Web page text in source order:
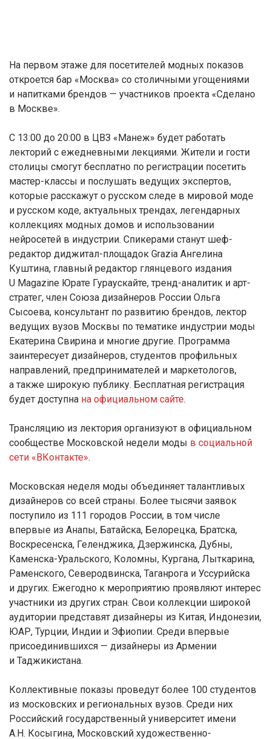
На первом этаже для посетителей модных показов
откроется бар «Москва» со столичными угощениями
и напитками брендов — участников проекта «Сделано
в Москве».
С 13:00 до 20:00 в ЦВЗ «Манеж» будет работать
лекторий с ежедневными лекциями. Жители и гости
столицы смогут бесплатно по регистрации посетить
мастер-классы и послушать ведущих экспертов,
которые расскажут о русском следе в мировой моде
и русском коде, актуальных трендах, легендарных
коллекциях модных домов и использовании
нейросетей в индустрии. Спикерами станут шеф-
редактор диджитал-площадок Grazia Ангелина
Куштина, главный редактор глянцевого издания
U Magazine Юрате Гураускайте, тренд-аналитик и арт-
стратег, член Союза дизайнеров России Ольга
Сысоева, консультант по развитию брендов, лектор
ведущих вузов Москвы по тематике индустрии моды
Екатерина Свирина и многие другие. Программа
заинтересует дизайнеров, студентов профильных
направлений, предпринимателей и маркетологов,
а также широкую публику. Бесплатная регистрация
будет доступна на официальном сайте.
Трансляцию из лектория организуют в официальном
сообществе Московской недели моды в социальной
сети «ВКонтакте».
Московская неделя моды объединяет талантливых
дизайнеров со всей страны. Более тысячи заявок
поступило из 111 городов России, в том числе
впервые из Анапы, Батайска, Белорецка, Братска,
Воскресенска, Геленджика, Дзержинска, Дубны,
Каменска-Уральского, Коломны, Кургана, Лыткарина,
Раменского, Северодвинска, Таганрога и Уссурийска
и других. Ежегодно к мероприятию проявляют интерес
участники из других стран. Свои коллекции широкой
аудитории представят дизайнеры из Китая, Индонезии,
ЮАР, Турции, Индии и Эфиопии. Среди впервые
присоединившихся — дизайнеры из Армении
и Таджикистана.
Коллективные показы проведут более 100 студентов
из московских и региональных вузов. Среди них
Российский государственный университет имени
А.Н. Косыгина, Московский художественно-